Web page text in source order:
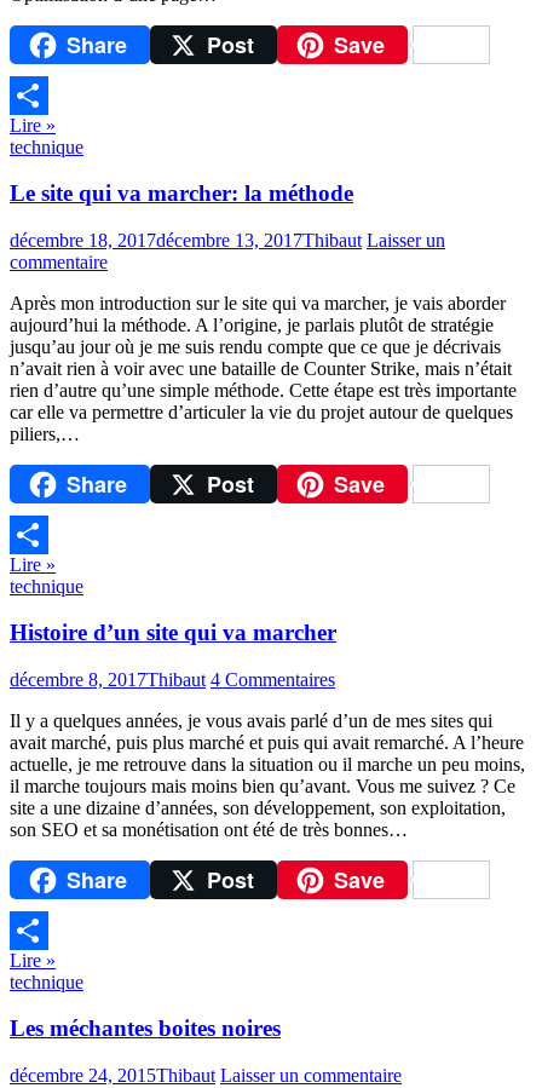
Share Post Save
Partager
Lire »
technique
Le site qui va marcher: la méthode
décembre 18, 2017décembre 13, 2017Thibaut Laisser un
commentaire
Après mon introduction sur le site qui va marcher, je vais aborder
aujourd’hui la méthode. A l’origine, je parlais plutôt de stratégie
jusqu’au jour où je me suis rendu compte que ce que je décrivais
n’avait rien à voir avec une bataille de Counter Strike, mais n’était
rien d’autre qu’une simple méthode. Cette étape est très importante
car elle va permettre d’articuler la vie du projet autour de quelques
piliers,…
Share Post Save
Partager
Lire »
technique
Histoire d’un site qui va marcher
décembre 8, 2017Thibaut 4 Commentaires
Il y a quelques années, je vous avais parlé d’un de mes sites qui
avait marché, puis plus marché et puis qui avait remarché. A l’heure
actuelle, je me retrouve dans la situation ou il marche un peu moins,
il marche toujours mais moins bien qu’avant. Vous me suivez ? Ce
site a une dizaine d’années, son développement, son exploitation,
son SEO et sa monétisation ont été de très bonnes…
Share Post Save
Partager
Lire »
technique
Les méchantes boites noires
décembre 24, 2015Thibaut Laisser un commentaire